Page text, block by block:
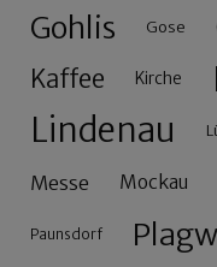
Gohlis Gose
Kaffee Kirche
Lindenau
Messe Mockau
Paunsdorf